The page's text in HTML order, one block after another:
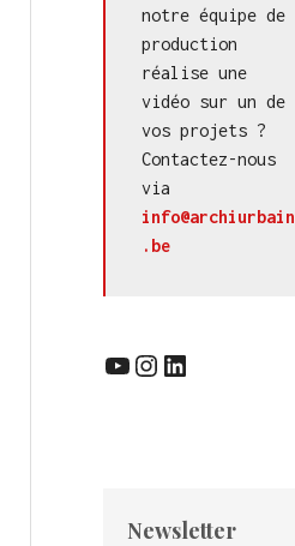
notre équipe de
production
réalise une
vidéo sur un de
vos projets ?
Contactez-nous
info@archiurbain
.be
YouTube InstagramLinkedIn
Newsletter